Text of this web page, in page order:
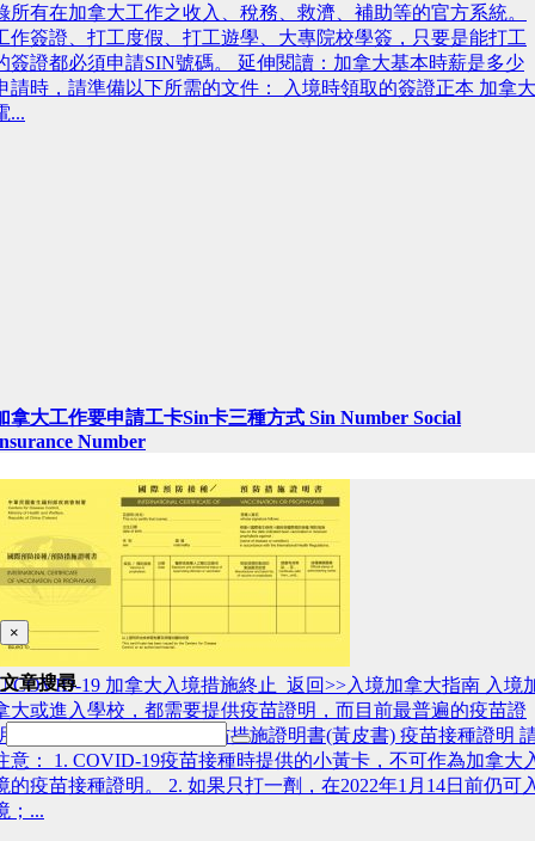
所有在加拿大工作之收入、稅務、救濟、補助等的官方系統。
作簽證、打工度假、打工遊學、大專院校學簽，只要是能打工
簽證都必須申請SIN號碼。 延伸閱讀：加拿大基本時薪是多少
請時，請準備以下所需的文件： 入境時領取的簽證正本 加拿大
...
拿大工作要申請工卡Sin卡三種方式 Sin Number Social
Number
COVID-19 加拿大入境措施終止 返回>>入境加拿大指南 入境
大或進入學校，都需要提供疫苗證明，而目前最普遍的疫苗證
版本： 國際預防接種/預防措施證明書(黃皮書) 疫苗接種證明
意： 1. COVID-19疫苗接種時提供的小黃卡，不可作為加拿大
的疫苗接種證明。 2. 如果只打一劑，在2022年1月14日前仍可
；...
×
文章搜尋